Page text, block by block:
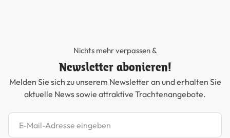
Nichts mehr verpassen &
Newsletter abonieren!
Melden Sie sich zu unserem Newsletter an und erhalten Sie
aktuelle News sowie attraktive Trachtenangebote.
Newsletter abonnieren